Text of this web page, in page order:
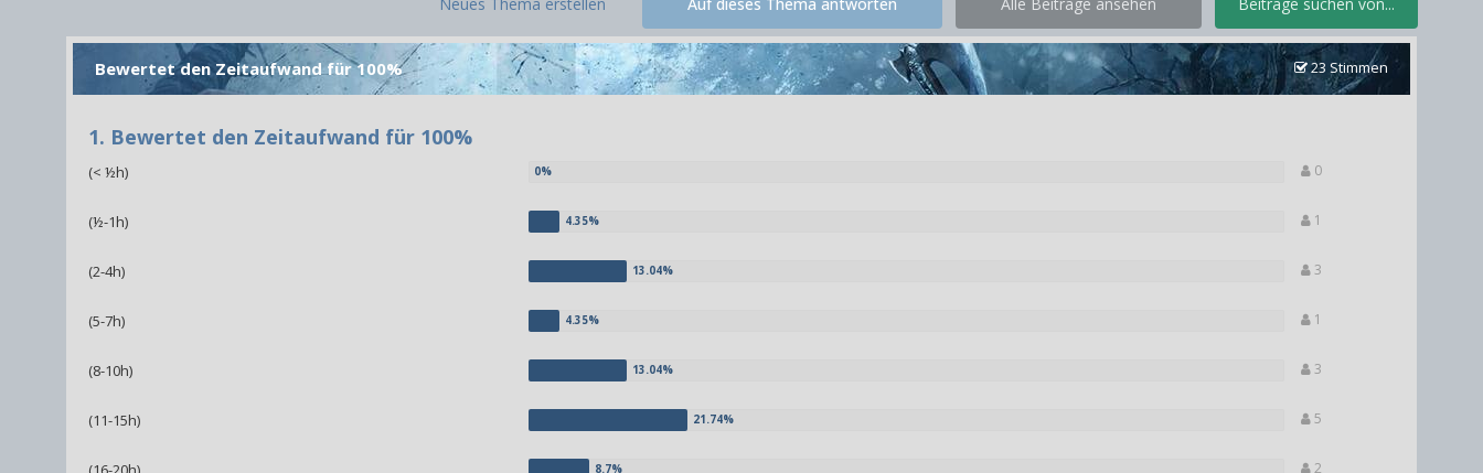
Bewertet den Zeitaufwand für 100% 23 Stimmen
1. Bewertet den Zeitaufwand für 100%
(< ½h) 0
(½-1h) 1
(2-4h) 3
(5-7h) 1
(8-10h) 3
(11-15h) 5
2